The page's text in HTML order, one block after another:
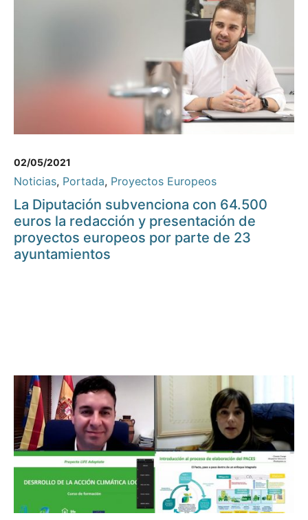
02/05/2021
Noticias, Portada, Proyectos Europeos
La Diputación subvenciona con 64.500
euros la redacción y presentación de
proyectos europeos por parte de 23
ayuntamientos